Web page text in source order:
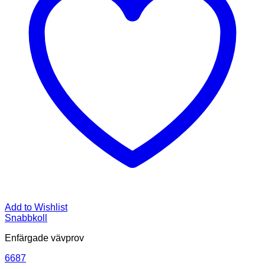
Add to Wishlist
Snabbkoll
Enfärgade vävprov
6687